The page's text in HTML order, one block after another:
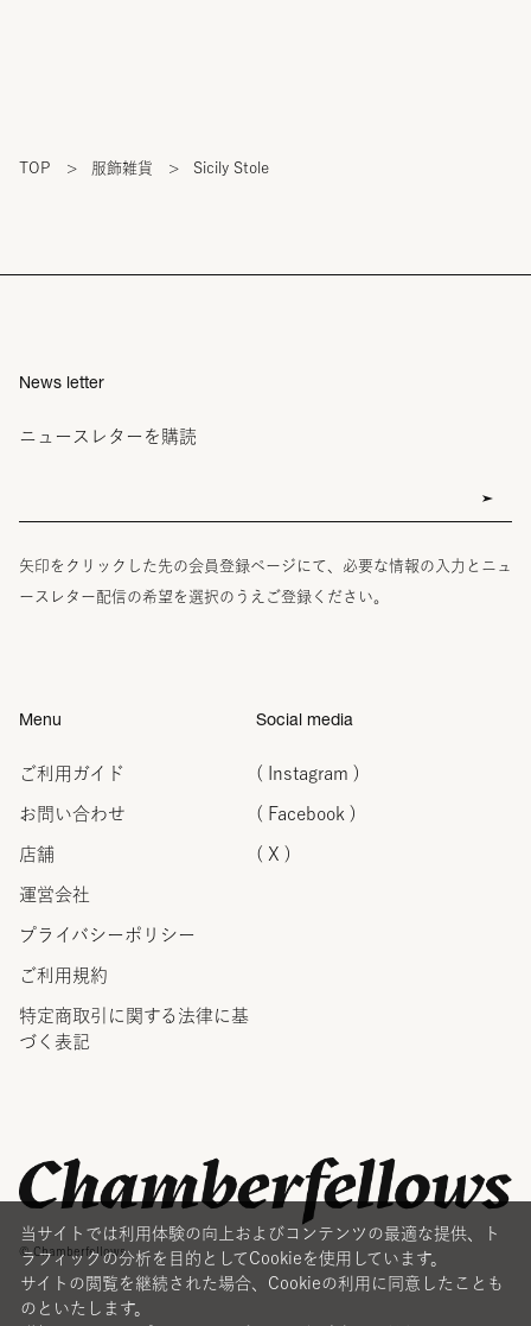
TOP > 服飾雑貨 > Sicily Stole
News letter
ニュースレターを購読
矢印をクリックした先の会員登録ページにて、必要な情報の入力とニュ
ースレター配信の希望を選択のうえご登録ください。
Menu
ご利用ガイド
お問い合わせ
店舗
運営会社
プライバシーポリシー
ご利用規約
特定商取引に関する法律に 基
づく表記
Social media
( Instagram )
( Facebook )
( X )
© Chamberfellows
当サイトでは利用体験の向上およびコンテンツの最適な提供、ト
ラフィックの分析を目的としてCookieを使用しています。
サイトの閲覧を継続された場合、Cookieの利用に同意したことも
のといたします。